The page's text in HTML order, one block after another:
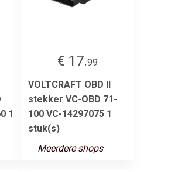
1
€ 17.99
VOLTCRAFT OBD II
stekker VC-OBD 71-
100 VC-14297075 1
stuk(s)
Meerdere shops